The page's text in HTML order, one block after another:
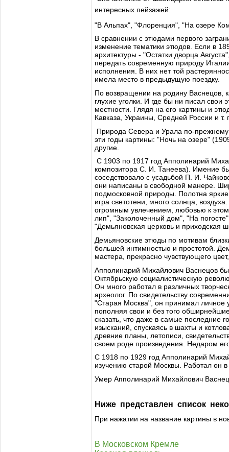
интересных пейзажей:
"В Альпах", "Флоренция", "На озере
В сравнении с этюдами первого
изменение тематики этюдов. Если в
архитектуры - "Остатки дворца
передать современную природу
исполнения. В них нет той
имела место в предыдущую поездку.
По возвращении на родину Васнецов,
глухие уголки. И где бы ни писал
местности. Глядя на его картины и
Кавказа, Украины, Средней России и т.
Природа Севера и Урала по-прежнему
эти годы картины: "Ночь на озере"
другие.
С 1903 по 1917 год Апполинарий
композитора С. И. Танеева). Имение
соседствовало с усадьбой П. И.
они написаны в свободной манере.
подмосковной природы. Полотна
игра светотени, много солнца,
огромным увлечением, любовью к
лип", "Заколоченный дом", "На
"Демьяновская церковь и приходская
Демьяновские этюды по мотивам
большей интимностью и простотой.
мастера, прекрасно чувствующего
Апполинарий Михайлович Васнецов
Октябрьскую социалистическую
Он много работал в различных
археолог. По свидетельству
"Старая Москва", он принимал личное
пополняя свои и без того
сказать, что даже в самые последние
изысканий, спускаясь в шахты и
древние планы, летописи,
своем роде произведения. Недаром
С 1918 по 1929 год Апполинарий
изучению старой Москвы. Работал он
Умер Апполинарий Михайлович
Ниже представлен список
При нажатии на название картины в
В Московском Кремле